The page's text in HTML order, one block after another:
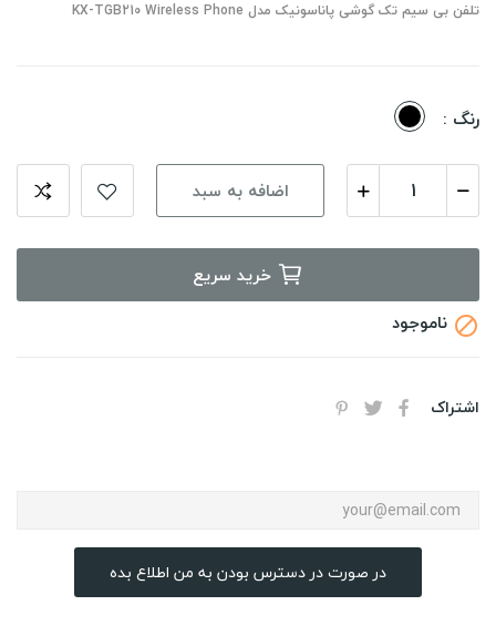
تلفن بی سیم تک گوشی پاناسونیک مدل KX-TGB210 Wireless Phone
رنگ : مشکی
اضافه به سبد
خرید سریع
 ناموجود
اشتراک
در صورت در دسترس بودن به من اطلاع بده